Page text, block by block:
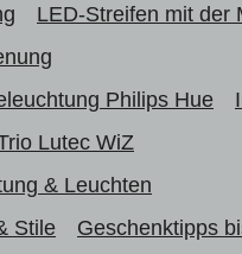
LED-Streifen mit der
Philips Hue
Lutec WiZ
& Leuchten
Stile
Geschenktipps